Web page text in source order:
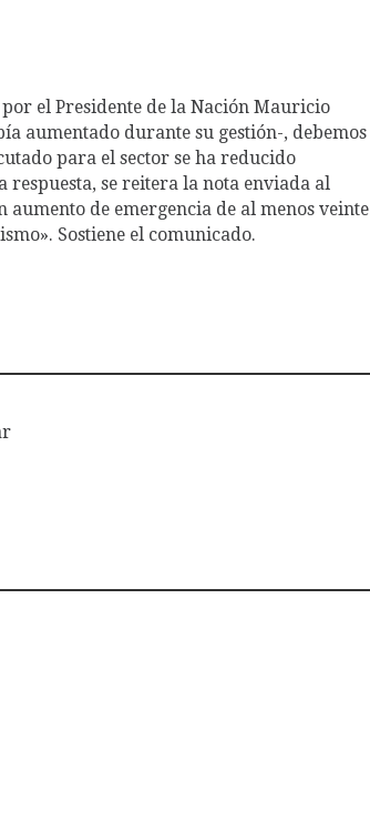
el Presidente de la Nación Mauricio
aumentado durante su gestión-, debemos
para el sector se ha reducido
respuesta, se reitera la nota enviada al
de emergencia de al menos veinte
Sostiene el comunicado.